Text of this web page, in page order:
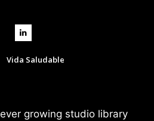
Vida Saludable
growing studio library